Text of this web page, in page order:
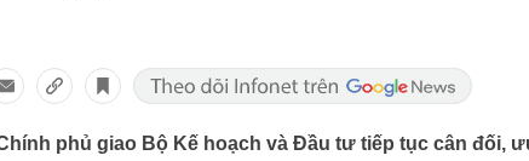
phủ giao Bộ Kế hoạch và Đầu tư tiếp tục cân đối,